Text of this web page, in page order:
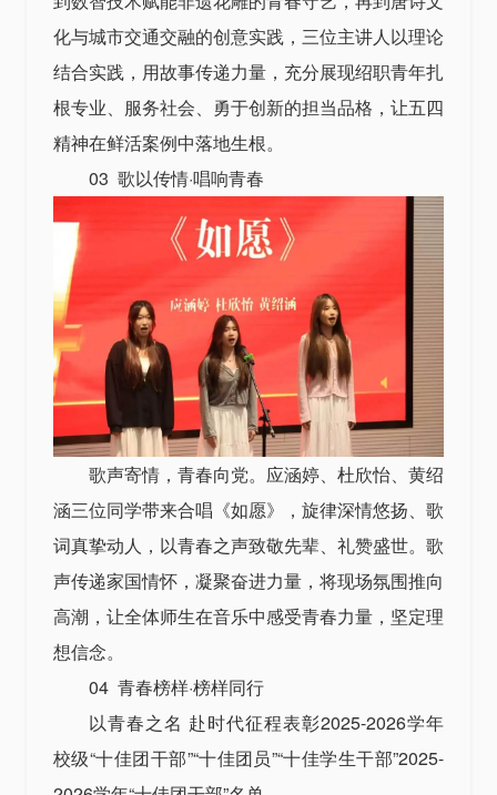
化与城市交通交融的创意实践，三位主讲人以理论
结合实践，用故事传递力量，充分展现绍职青年扎
根专业、服务社会、勇于创新的担当品格，让五四
精神在鲜活案例中落地生根。
03 歌以传情·唱响青春
歌声寄情，青春向党。应涵婷、杜欣怡、黄绍
涵三位同学带来合唱《如愿》，旋律深情悠扬、歌
词真挚动人，以青春之声致敬先辈、礼赞盛世。歌
声传递家国情怀，凝聚奋进力量，将现场氛围推向
高潮，让全体师生在音乐中感受青春力量，坚定理
想信念。
04 青春榜样·榜样同行
以青春之名 赴时代征程表彰2025-2026学年
校级“十佳团干部”“十佳团员”“十佳学生干部”2025-